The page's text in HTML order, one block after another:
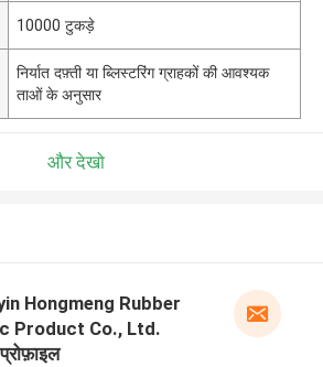
10000 टुकड़े
निर्यात दफ़्ती या ब्लिस्टरिंग ग्राहकों की आवश्यक
ताओं के अनुसार
और देखो
Hongmeng Rubber
Product Co., Ltd.
प्रोफ़ाइल